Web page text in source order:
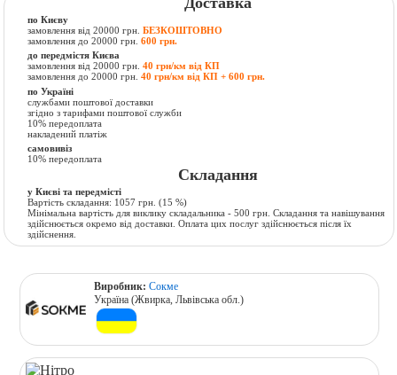
по Києву
замовлення від 20000 грн.БЕЗКОШТОВНО
замовлення до 20000 грн.600 грн.
до передмістя Києва
замовлення від 20000 грн.40 грн/км від КП
замовлення до 20000 грн.40 грн/км від КП + 600 грн.
по Україні
службами поштової доставки
згідно з тарифами поштової служби
10% передоплата
накладений платіж
самовивіз
10% передоплата
Складання
у Києві та передмісті
Вартість складання: 1057 грн. (15 %)
Мінімальна вартість для виклику складальника - 500 грн. Складання та навішування
здійснюється окремо від доставки. Оплата цих послуг здійснюється після їх
здійснення.
Виробник:Сокме
Україна (Жвирка, Львівська обл.)